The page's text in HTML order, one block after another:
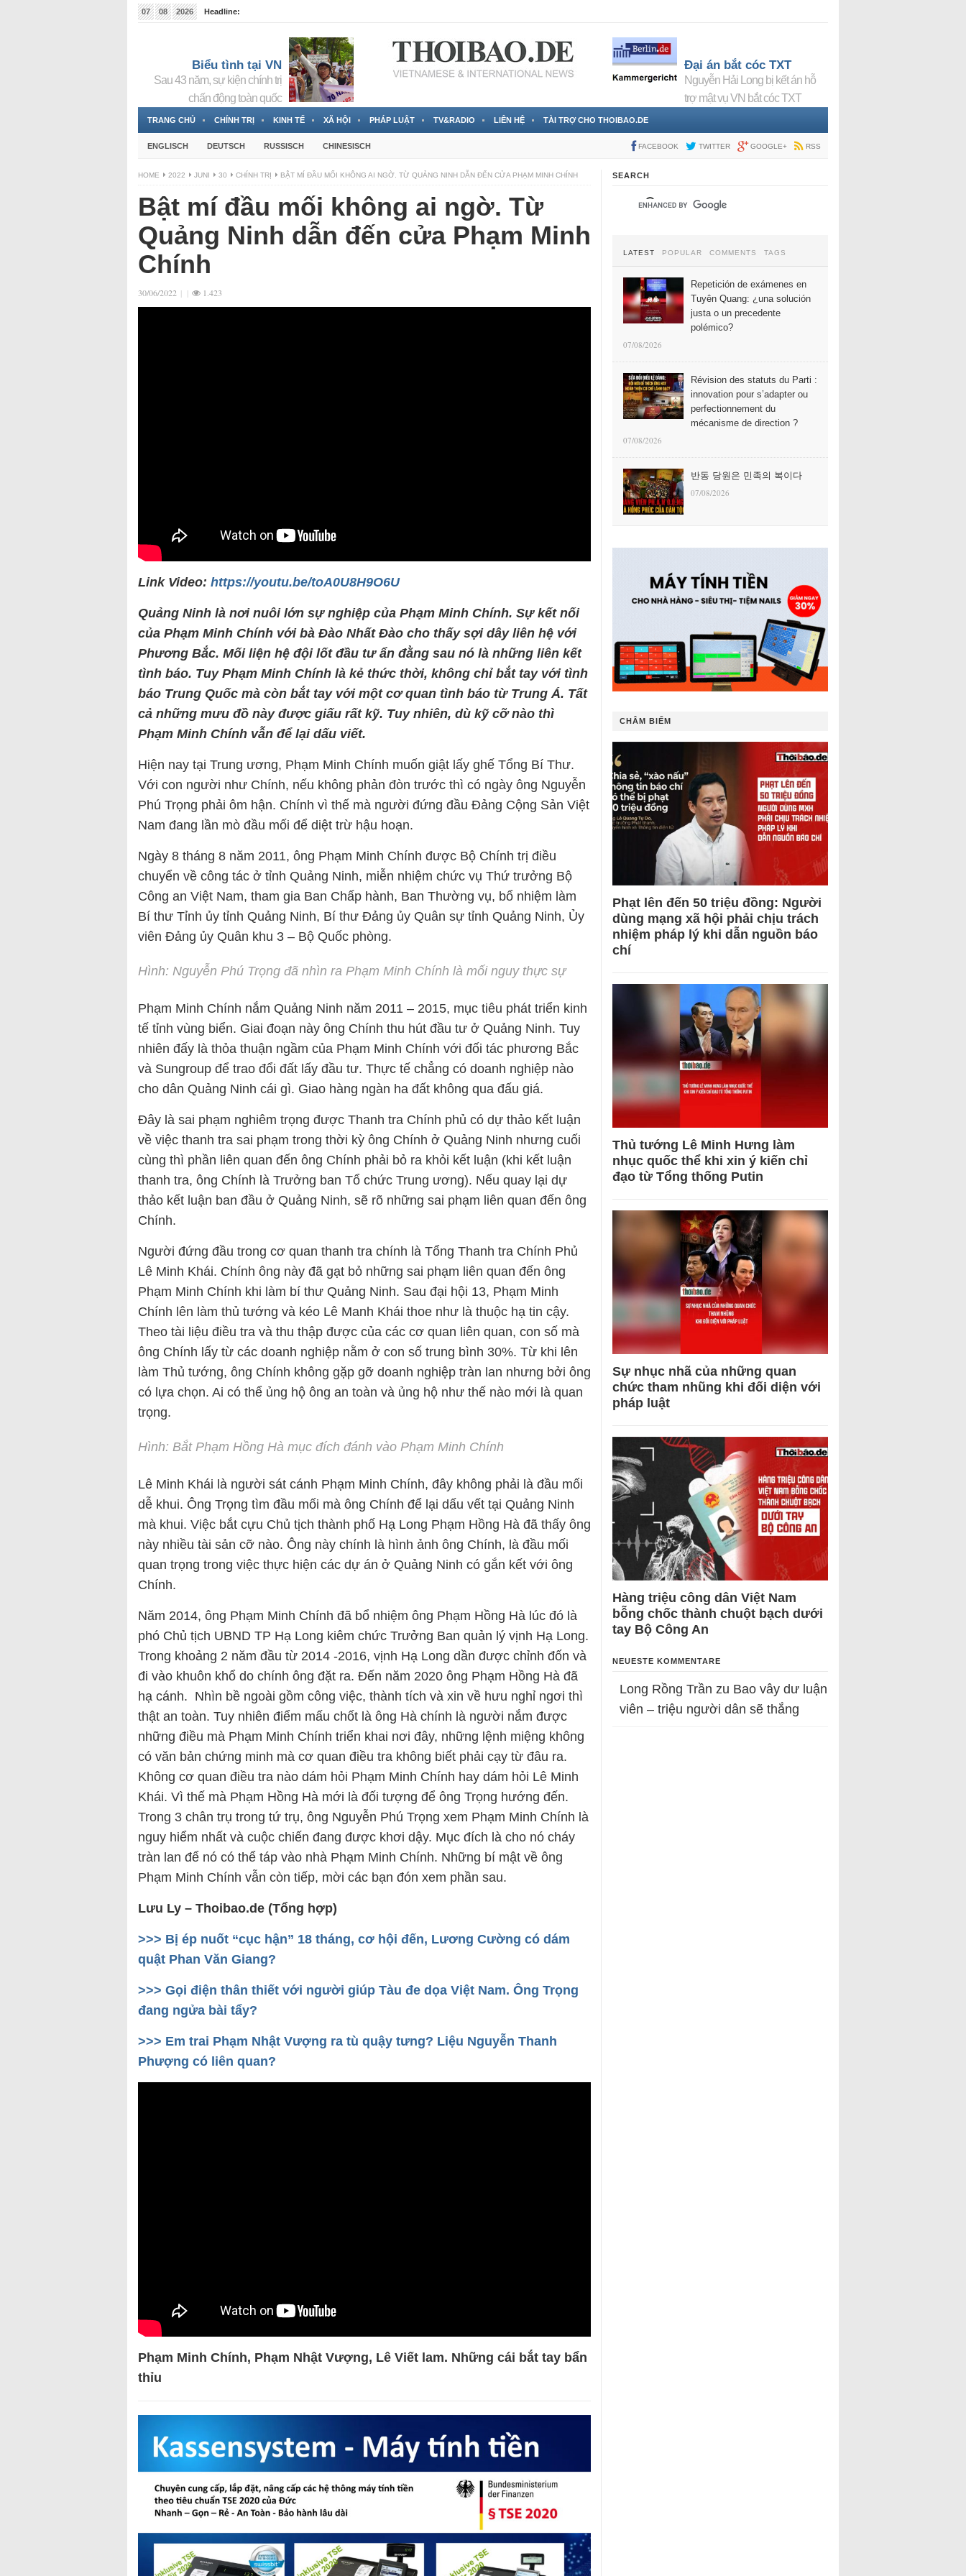
07 08 2026
Headline:
Biểu tình tại VN
Sau 43 năm, sự kiện chính trị
chấn động toàn quốc
Đại án bắt cóc TXT
Nguyễn Hải Long bị kết án hỗ
trợ mật vụ VN bắt cóc TXT
TRANG CHỦ CHÍNH TRỊ KINH TẾ XÃ HỘI PHÁP LUẬT TV&RADIO LIÊN HỆ TÀI TRỢ CHO THOIBAO.DE
ENGLISCH DEUTSCH RUSSISCH CHINESISCH FACEBOOK TWITTER GOOGLE+ RSS
HOME 2022 JUNI 30 CHÍNH TRỊ BẬT MÍ ĐẦU MỐI KHÔNG AI NGỜ. TỪ QUẢNG NINH DẪN ĐẾN CỬA PHẠM MINH CHÍNH
Bật mí đầu mối không ai ngờ. Từ
Quảng Ninh dẫn đến cửa Phạm Minh
Chính
30/06/2022 | | 1.423
Link Video: https://youtu.be/toA0U8H9O6U
Quảng Ninh là nơi nuôi lớn sự nghiệp của Phạm Minh Chính. Sự kết nối
của Phạm Minh Chính với bà Đào Nhất Đào cho thấy sợi dây liên hệ với
Phương Bắc. Mối liện hệ đội lốt đầu tư ẩn đằng sau nó là những liên kết
tình báo. Tuy Phạm Minh Chính là kẻ thức thời, không chỉ bắt tay với tình
báo Trung Quốc mà còn bắt tay với một cơ quan tình báo từ Trung Á. Tất
cả những mưu đồ này được giấu rất kỹ. Tuy nhiên, dù kỹ cỡ nào thì
Phạm Minh Chính vẫn để lại dấu viết.
Hiện nay tại Trung ương, Phạm Minh Chính muốn giật lấy ghế Tổng Bí Thư.
Với con người như Chính, nếu không phản đòn trước thì có ngày ông Nguyễn
Phú Trọng phải ôm hận. Chính vì thế mà người đứng đầu Đảng Cộng Sản Việt
Nam đang lần mò đầu mối để diệt trừ hậu hoạn.
Ngày 8 tháng 8 năm 2011, ông Phạm Minh Chính được Bộ Chính trị điều
chuyển về công tác ở tỉnh Quảng Ninh, miễn nhiệm chức vụ Thứ trưởng Bộ
Công an Việt Nam, tham gia Ban Chấp hành, Ban Thường vụ, bổ nhiệm làm
Bí thư Tỉnh ủy tỉnh Quảng Ninh, Bí thư Đảng ủy Quân sự tỉnh Quảng Ninh, Ủy
viên Đảng ủy Quân khu 3 – Bộ Quốc phòng.
Hình: Nguyễn Phú Trọng đã nhìn ra Phạm Minh Chính là mối nguy thực sự
Phạm Minh Chính nắm Quảng Ninh năm 2011 – 2015, mục tiêu phát triển kinh
tế tỉnh vùng biển. Giai đoạn này ông Chính thu hút đầu tư ở Quảng Ninh. Tuy
nhiên đấy là thỏa thuận ngầm của Phạm Minh Chính với đối tác phương Bắc
và Sungroup để trao đổi đất lấy đầu tư. Thực tế chẳng có doanh nghiệp nào
cho dân Quảng Ninh cái gì. Giao hàng ngàn ha đất không qua đấu giá.
Đây là sai phạm nghiêm trọng được Thanh tra Chính phủ có dự thảo kết luận
về việc thanh tra sai phạm trong thời kỳ ông Chính ở Quảng Ninh nhưng cuối
cùng thì phần liên quan đến ông Chính phải bỏ ra khỏi kết luận (khi kết luận
thanh tra, ông Chính là Trưởng ban Tổ chức Trung ương). Nếu quay lại dự
thảo kết luận ban đầu ở Quảng Ninh, sẽ rõ những sai phạm liên quan đến ông
Chính.
Người đứng đầu trong cơ quan thanh tra chính là Tổng Thanh tra Chính Phủ
Lê Minh Khái. Chính ông này đã gạt bỏ những sai phạm liên quan đến ông
Phạm Minh Chính khi làm bí thư Quảng Ninh. Sau đại hội 13, Phạm Minh
Chính lên làm thủ tướng và kéo Lê Manh Khái thoe như là thuộc hạ tin cậy.
Theo tài liệu điều tra và thu thập được của các cơ quan liên quan, con số mà
ông Chính lấy từ các doanh nghiệp nằm ở con số trung bình 30%. Từ khi lên
làm Thủ tướng, ông Chính không gặp gỡ doanh nghiệp tràn lan nhưng bởi ông
có lựa chọn. Ai có thể ủng hộ ông an toàn và ủng hộ như thế nào mới là quan
trọng.
Hình: Bắt Phạm Hồng Hà mục đích đánh vào Phạm Minh Chính
Lê Minh Khái là người sát cánh Phạm Minh Chính, đây không phải là đầu mối
dễ khui. Ông Trọng tìm đầu mối mà ông Chính để lại dấu vết tại Quảng Ninh
mà khui. Việc bắt cựu Chủ tịch thành phố Hạ Long Phạm Hồng Hà đã thấy ông
này nhiều tài sản cỡ nào. Ông này chính là hình ảnh ông Chính, là đầu mối
quan trọng trong việc thực hiện các dự án ở Quảng Ninh có gắn kết với ông
Chính.
Năm 2014, ông Phạm Minh Chính đã bổ nhiệm ông Phạm Hồng Hà lúc đó là
phó Chủ tịch UBND TP Hạ Long kiêm chức Trưởng Ban quản lý vịnh Hạ Long.
Trong khoảng 2 năm đầu từ 2014 -2016, vịnh Hạ Long dần được chỉnh đốn và
đi vào khuôn khổ do chính ông đặt ra. Đến năm 2020 ông Phạm Hồng Hà đã
hạ cánh. Nhìn bề ngoài gồm công việc, thành tích và xin về hưu nghỉ ngơi thì
thật an toàn. Tuy nhiên điểm mấu chốt là ông Hà chính là người nắm được
những điều mà Phạm Minh Chính triển khai nơi đây, những lệnh miệng không
có văn bản chứng minh mà cơ quan điều tra không biết phải cạy từ đâu ra.
Không cơ quan điều tra nào dám hỏi Phạm Minh Chính hay dám hỏi Lê Minh
Khái. Vì thế mà Phạm Hồng Hà mới là đối tượng để ông Trọng hướng đến.
Trong 3 chân trụ trong tứ trụ, ông Nguyễn Phú Trọng xem Phạm Minh Chính là
nguy hiểm nhất và cuộc chiến đang được khơi dậy. Mục đích là cho nó cháy
tràn lan để nó có thể táp vào nhà Phạm Minh Chính. Những bí mật về ông
Phạm Minh Chính vẫn còn tiếp, mời các bạn đón xem phần sau.
Lưu Ly – Thoibao.de (Tổng hợp)
>>> Bị ép nuốt “cục hận” 18 tháng, cơ hội đến, Lương Cường có dám
quật Phan Văn Giang?
>>> Gọi điện thân thiết với người giúp Tàu đe dọa Việt Nam. Ông Trọng
đang ngửa bài tẩy?
>>> Em trai Phạm Nhật Vượng ra tù quậy tưng? Liệu Nguyễn Thanh
Phượng có liên quan?
Phạm Minh Chính, Phạm Nhật Vượng, Lê Viết lam. Những cái bắt tay bẩn
thỉu
SEARCH
LATEST POPULAR COMMENTS TAGS
Repetición de exámenes en
Tuyên Quang: ¿una solución
justa o un precedente
polémico?
07/08/2026
Révision des statuts du Parti :
innovation pour s’adapter ou
perfectionnement du
mécanisme de direction ?
07/08/2026
반동 당원은 민족의 복이다
07/08/2026
CHÂM BIẾM
Phạt lên đến 50 triệu đồng: Người
dùng mạng xã hội phải chịu trách
nhiệm pháp lý khi dẫn nguồn báo
chí
Thủ tướng Lê Minh Hưng làm
nhục quốc thể khi xin ý kiến chỉ
đạo từ Tổng thống Putin
Sự nhục nhã của những quan
chức tham nhũng khi đối diện với
pháp luật
Hàng triệu công dân Việt Nam
bỗng chốc thành chuột bạch dưới
tay Bộ Công An
NEUESTE KOMMENTARE
Long Rồng Trần zu Bao vây dư luận
viên – triệu người dân sẽ thắng